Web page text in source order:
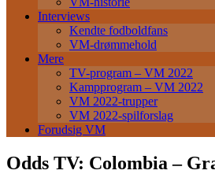
Interviews
Kendte fodboldfans
VM-drømmehold
Mere
TV-program – VM 2022
Kampprogram – VM 2022
VM 2022-trupper
VM 2022-spilforslag
Forudsig VM
Odds TV: Colombia –